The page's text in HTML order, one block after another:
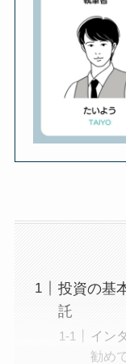
投資の基
託
イン
勧め